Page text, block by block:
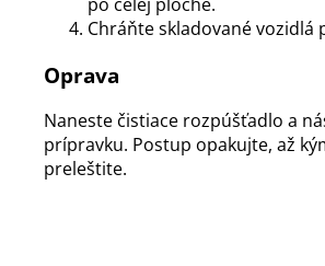
Chráňte skladované
Oprava
Naneste čistiace rozpúšťadlo a
prípravku. Postup opakujte, až
preleštite.